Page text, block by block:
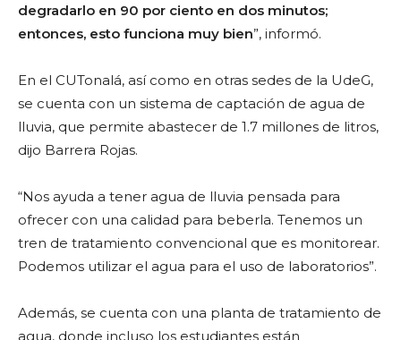
degradarlo en 90 por ciento en dos minutos;
entonces, esto funciona muy bien”, informó.
En el CUTonalá, así como en otras sedes de la UdeG,
se cuenta con un sistema de captación de agua de
lluvia, que permite abastecer de 1.7 millones de litros,
dijo Barrera Rojas.
“Nos ayuda a tener agua de lluvia pensada para
ofrecer con una calidad para beberla. Tenemos un
tren de tratamiento convencional que es monitorear.
Podemos utilizar el agua para el uso de laboratorios”.
Además, se cuenta con una planta de tratamiento de
agua, donde incluso los estudiantes están